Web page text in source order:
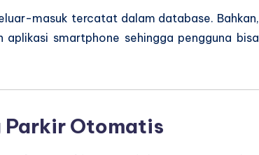
masuk tercatat dalam database. Bahkan,
smartphone sehingga pengguna bisa
Parkir Otomatis